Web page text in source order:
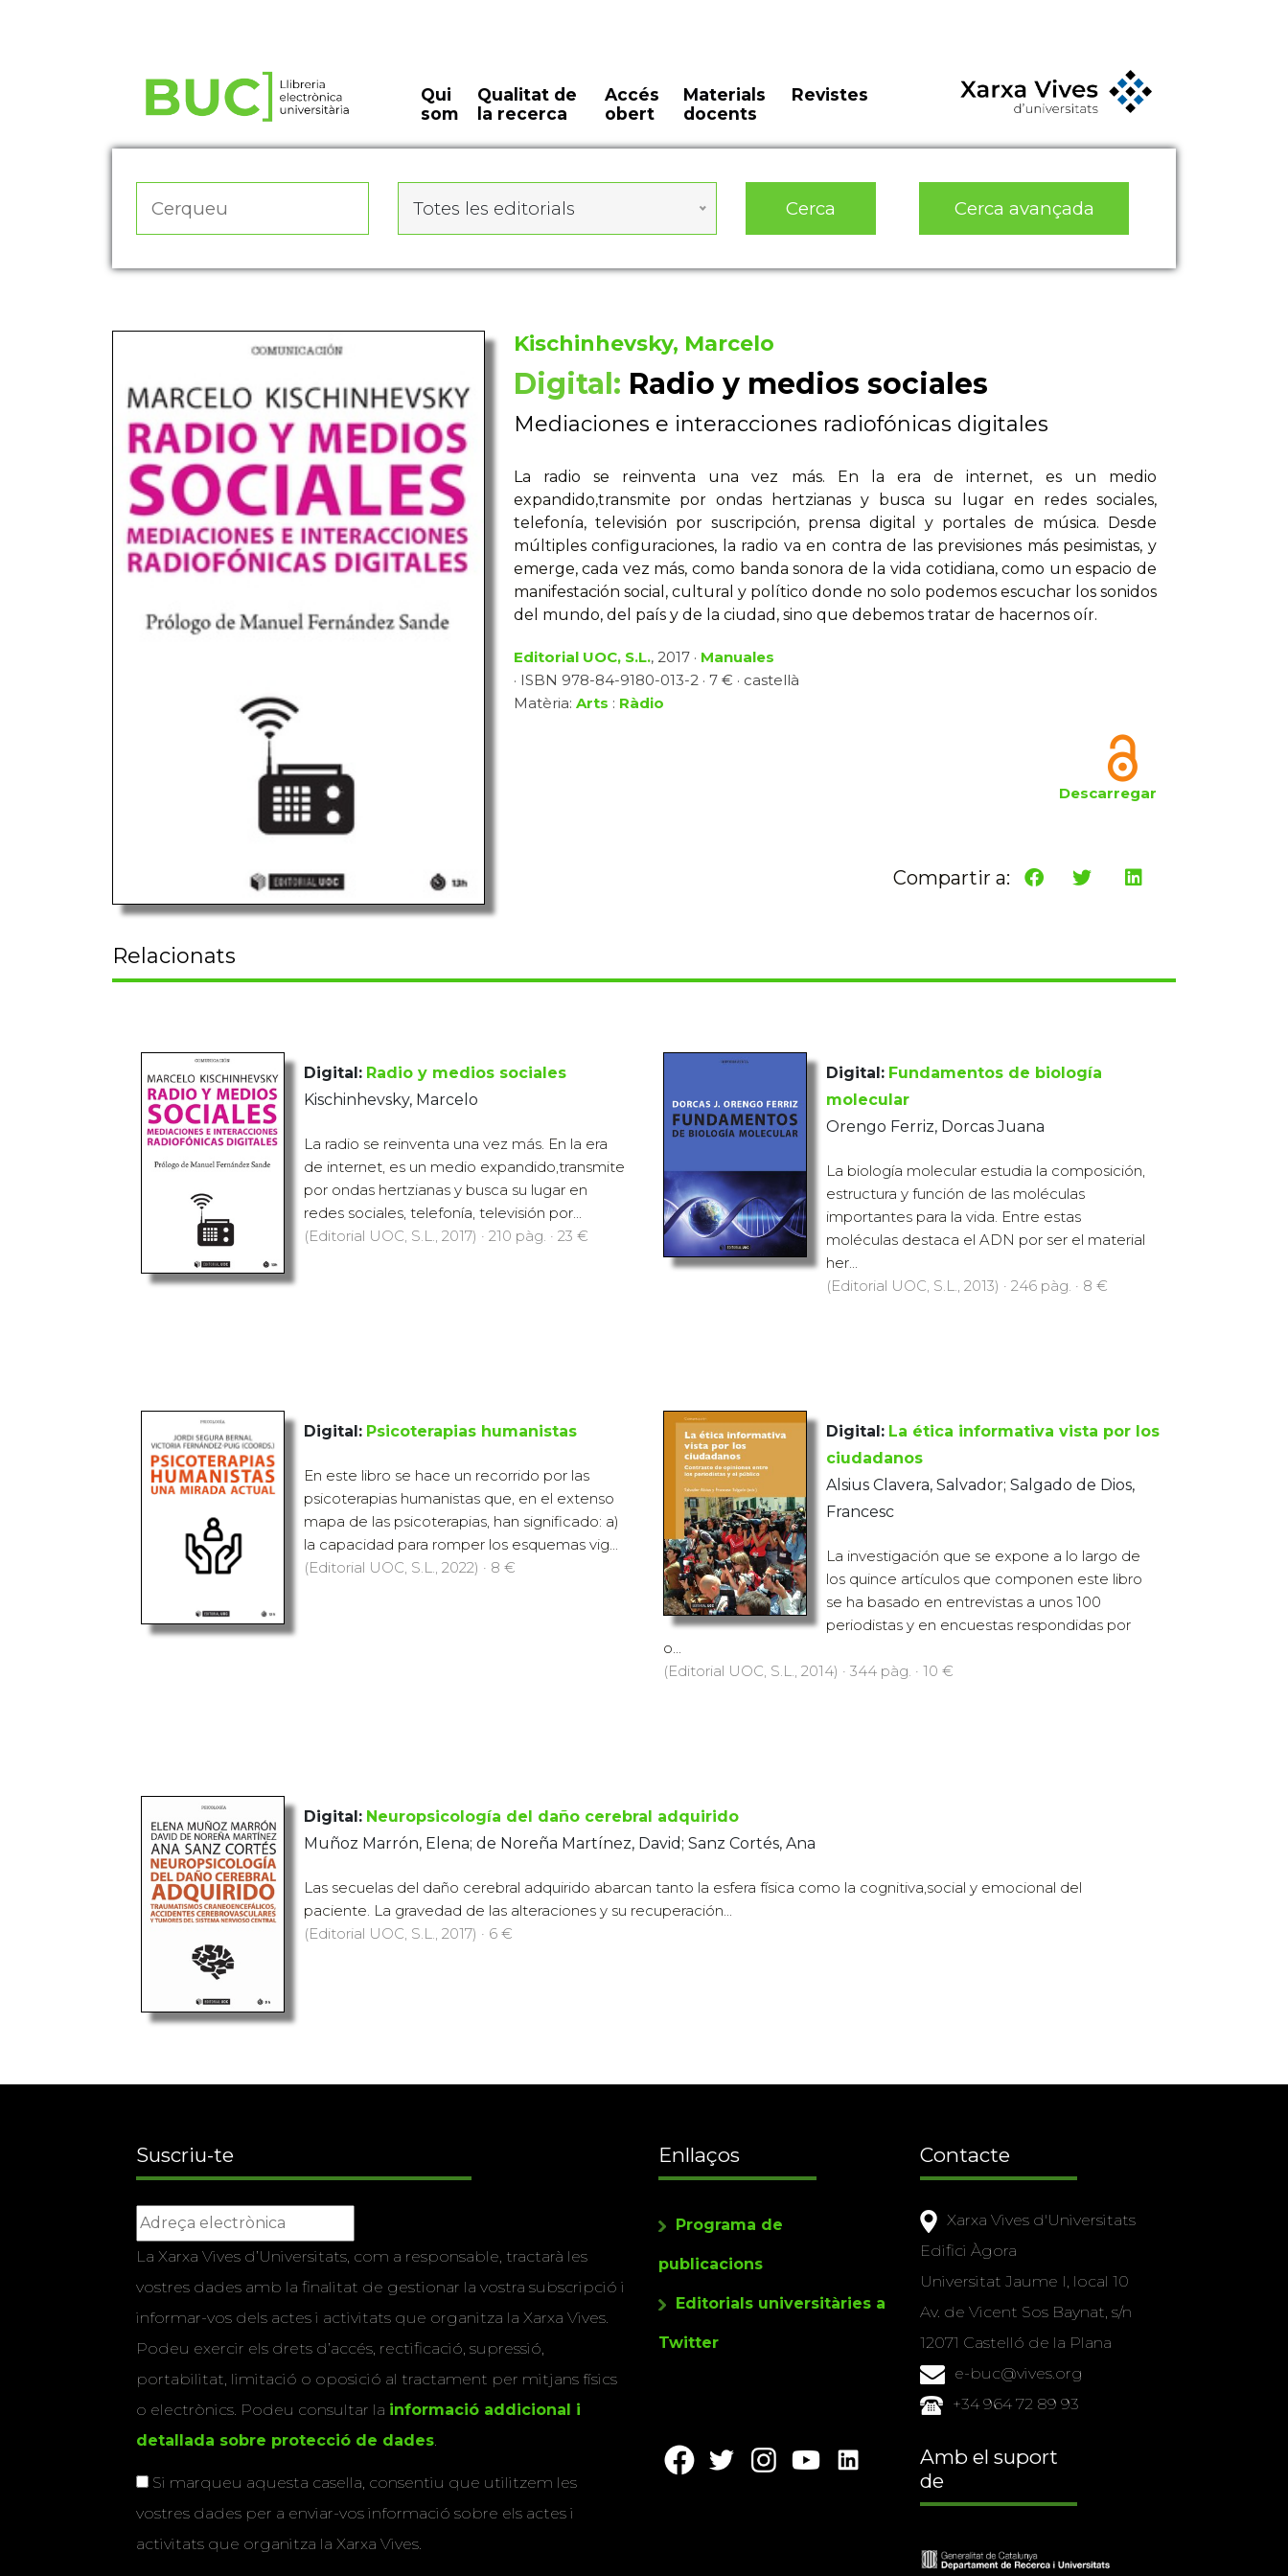
Qui
som
Qualitat de
la recerca
Accés
obert
Materials
docents
Revistes
Totes les editorials Cerca Cerca avançada
Kischinhevsky, Marcelo
Digital: Radio y medios sociales
Mediaciones e interacciones radiofónicas digitales
La radio se reinventa una vez más. En la era de internet, es un medio
expandido,transmite por ondas hertzianas y busca su lugar en redes sociales,
telefonía, televisión por suscripción, prensa digital y portales de música. Desde
múltiples configuraciones, la radio va en contra de las previsiones más pesimistas, y
emerge, cada vez más, como banda sonora de la vida cotidiana, como un espacio de
manifestación social, cultural y político donde no solo podemos escuchar los sonidos
del mundo, del país y de la ciudad, sino que debemos tratar de hacernos oír.
Editorial UOC, S.L., 2017 · Manuales
· ISBN 978-84-9180-013-2 · 7 € · castellà
Matèria: Arts : Ràdio
Descarregar
Compartir a:
Relacionats
Digital: Radio y medios sociales
Kischinhevsky, Marcelo
La radio se reinventa una vez más. En la era
de internet, es un medio expandido,transmite
por ondas hertzianas y busca su lugar en
redes sociales, telefonía, televisión por...
(Editorial UOC, S.L., 2017) · 210 pàg. · 23 €
Digital: Fundamentos de biología
molecular
Orengo Ferriz, Dorcas Juana
La biología molecular estudia la composición,
estructura y función de las moléculas
importantes para la vida. Entre estas
moléculas destaca el ADN por ser el material
her...
(Editorial UOC, S.L., 2013) · 246 pàg. · 8 €
Digital: Psicoterapias humanistas
En este libro se hace un recorrido por las
psicoterapias humanistas que, en el extenso
mapa de las psicoterapias, han significado: a)
la capacidad para romper los esquemas vig...
(Editorial UOC, S.L., 2022) · 8 €
Digital: La ética informativa vista por los
ciudadanos
Alsius Clavera, Salvador; Salgado de Dios,
Francesc
La investigación que se expone a lo largo de
los quince artículos que componen este libro
se ha basado en entrevistas a unos 100
periodistas y en encuestas respondidas por
o...
(Editorial UOC, S.L., 2014) · 344 pàg. · 10 €
Digital: Neuropsicología del daño cerebral adquirido
Muñoz Marrón, Elena; de Noreña Martínez, David; Sanz Cortés, Ana
Las secuelas del daño cerebral adquirido abarcan tanto la esfera física como la cognitiva,social y emocional del
paciente. La gravedad de las alteraciones y su recuperación...
(Editorial UOC, S.L., 2017) · 6 €
Suscriu-te
La Xarxa Vives d’Universitats, com a responsable, tractarà les
vostres dades amb la finalitat de gestionar la vostra subscripció i
informar-vos dels actes i activitats que organitza la Xarxa Vives.
Podeu exercir els drets d’accés, rectificació, supressió,
portabilitat, limitació o oposició al tractament per mitjans físics
o electrònics. Podeu consultar la informació addicional i
detallada sobre protecció de dades.
Si marqueu aquesta casella, consentiu que utilitzem les
vostres dades per a enviar-vos informació sobre els actes i
activitats que organitza la Xarxa Vives.
Enllaços
Programa de
publicacions
Editorials universitàries a
Twitter
Contacte
Xarxa Vives d'Universitats
Edifici Àgora
Universitat Jaume I, local 10
Av. de Vicent Sos Baynat, s/n
12071 Castelló de la Plana
e-buc@vives.org
+34 964 72 89 93
Amb el suport
de